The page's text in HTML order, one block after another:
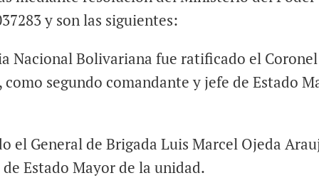
y son las siguientes:
Nacional Bolivariana fue ratificado el Coronel
segundo comandante y jefe de Estado
el General de Brigada Luis Marcel Ojeda
Estado Mayor de la unidad.